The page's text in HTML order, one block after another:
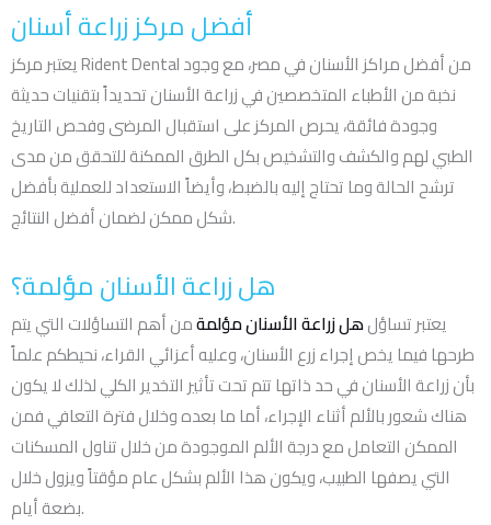
أفضل مركز زراعة أسنان
يعتبر مركز Rident Dental من أفضل مراكز الأسنان في مصر، مع وجود
نخبة من الأطباء المتخصصين في زراعة الأسنان تحديداً بتقنيات حديثة
وجودة فائقة، يحرص المركز على استقبال المرضى وفحص التاريخ
الطبي لهم والكشف والتشخيص بكل الطرق الممكنة للتحقق من مدى
ترشح الحالة وما تحتاج إليه بالضبط، وأيضاً الاستعداد للعملية بأفضل
شكل ممكن لضمان أفضل النتائج.
هل زراعة الأسنان مؤلمة؟
يعتبر تساؤلهل زراعة الأسنان مؤلمةمن أهم التساؤلات التي يتم
طرحها فيما يخص إجراء زرع الأسنان، وعليه أعزائي القراء، نحيطكم علماً
بأن زراعة الأسنان في حد ذاتها تتم تحت تأثير التخدير الكلي لذلك لا يكون
هناك شعور بالألم أثناء الإجراء، أما ما بعده وخلال فترة التعافي فمن
الممكن التعامل مع درجة الألم الموجودة من خلال تناول المسكنات
التي يصفها الطبيب، ويكون هذا الألم بشكل عام مؤقتاً ويزول خلال
بضعة أيام.